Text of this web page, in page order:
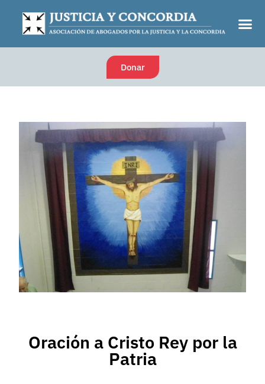
Donar
Oración a Cristo Rey por la
Patria